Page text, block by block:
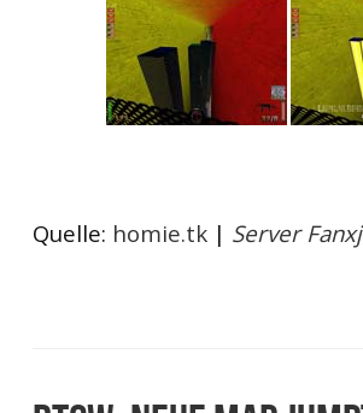
Quelle: homie.tk | Server